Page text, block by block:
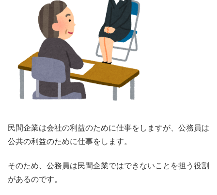
民間企業は会社の利益のために仕事をしますが、公務員は
公共の利益のために仕事をします。
そのため、公務員は民間企業ではできないことを担う役割
があるのです。